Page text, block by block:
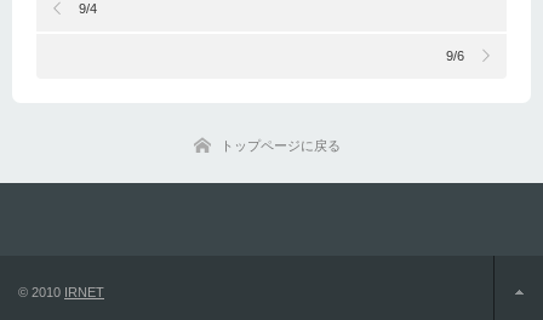
9/4
9/6
トップページに戻る
© 2010 IRNET